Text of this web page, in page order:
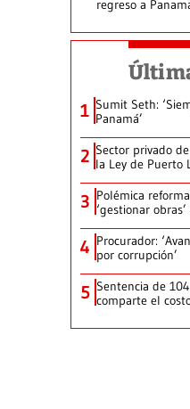
regreso a
1 Sumit Seth:
Panamá’
2 Sector privado
la Ley de Puerto
3 Polémica
‘gestionar
4 Procurador:
por corrupción’
5 Sentencia de
comparte el